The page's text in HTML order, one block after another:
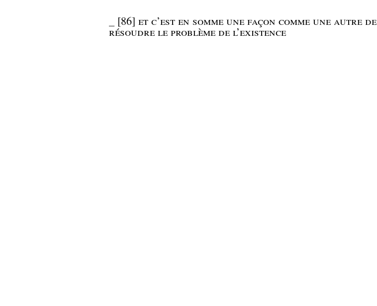
[86] et c’est en somme une façon comme une autre de
résoudre le problème de l’existence